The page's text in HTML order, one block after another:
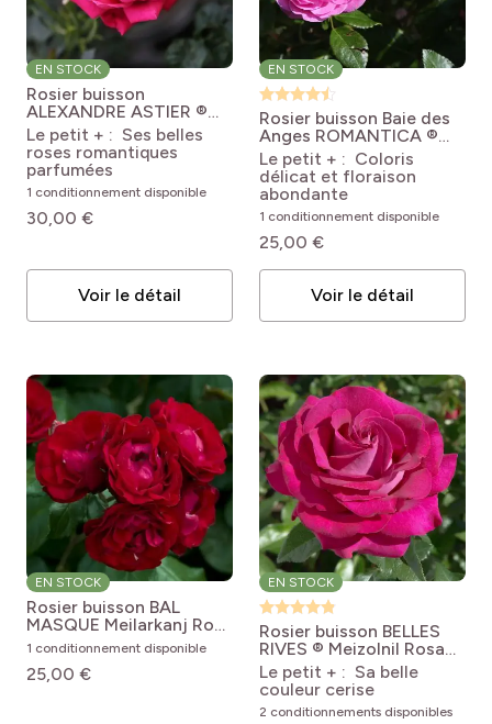
EN STOCK
Rosier buisson
ALEXANDRE ASTIER ®
Meilehagan Rosa
'Meilehagan' ALEXANDRE
ASTIER®
Le petit + : Ses belles
roses romantiques
parfumées
1 conditionnement disponible
30,00 €
Voir le détail
EN STOCK
Rosier buisson Baie des
Anges ROMANTICA ®
Radprov Rosa 'Radprov'
BAIE DES ANGES®
Le petit + : Coloris
délicat et floraison
abondante
1 conditionnement disponible
25,00 €
Voir le détail
EN STOCK
Rosier buisson BAL
MASQUE Meilarkanj Rosa
'Meilarkanj' BAL
MASQUÉ®
1 conditionnement disponible
25,00 €
EN STOCK
Rosier buisson BELLES
RIVES ® Meizolnil Rosa
Belles Rives® 'Meizolnil'
Le petit + : Sa belle
couleur cerise
2 conditionnements disponibles